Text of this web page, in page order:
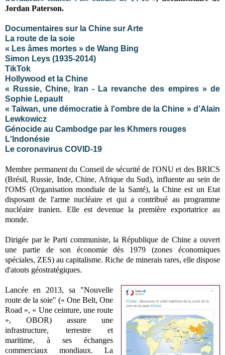
Jordan Paterson.
Documentaires sur la Chine sur Arte
La route de la soie
« Les âmes mortes » de Wang Bing
Simon Leys (1935-2014)
TikTok
Hollywood et la Chine
« Russie, Chine, Iran - La revanche des empires » de
Sophie Lepault
« Taïwan, une démocratie à l'ombre de la Chine » d’Alain
Lewkowicz
Génocide au Cambodge par les Khmers rouges
L'Indonésie
Le coronavirus COVID-19
Membre permanent du Conseil de sécurité de l'ONU et des BRICS
(Brésil, Russie, Inde, Chine, Afrique du Sud), influente au sein de
l'OMS (Organisation mondiale de la Santé), la Chine est un Etat
disposant de l'arme nucléaire et qui a contribué au programme
nucléaire iranien. Elle est devenue la première exportatrice au
monde.
Dirigée par le Parti communiste, la République de Chine a ouvert
une partie de son économie dès 1979 (zones économiques
spéciales, ZES) au capitalisme. Riche de minerais rares, elle dispose
d'atouts géostratégiques.
Lancée en 2013, sa "Nouvelle
route de la soie" (« One Belt, One
Road », « Une ceinture, une route
»,OBOR) assure une
infrastructure, terrestre et
maritime, à ses échanges
commerciaux mondiaux. La